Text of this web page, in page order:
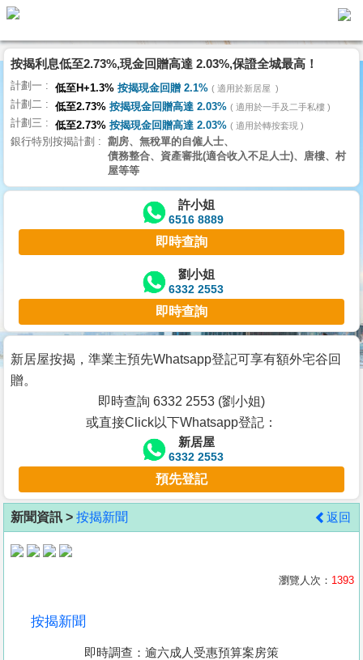
理
主
頁
搵
樓/
交
業
主
宅
谷
按
客
地
產
按揭利息低至2.73%,現金回贈高達 2.03%,保證全城最高！
計劃一 低至H+1.3% 按揭現金回贈 2.1% 適用於新居屋
計劃二 低至2.73% 按揭現金回贈高達 2.03% 適用於一手及二手私樓
計劃三 低至2.73% 按揭現金回贈高達 2.03% 適用於轉按套現
銀行特別按揭計劃
劏房、無稅單的自僱人士、
債務整合、資產審批(適合收入不足人士)、唐樓、村
屋等等
許小姐
6516 8889
即時查詢
劉小姐
6332 2553
即時查詢
新居屋按揭，準業主預先Whatsapp登記可享有額外宅谷回
贈。
即時查詢 6332 2553 (劉小姐)
或直接Click以下Whatsapp登記：
新居屋
6332 2553
預先登記
新聞資訊 > 按揭新聞 返回
瀏覽人次： 1393
按揭新聞
即時調查：逾六成人受惠預算案房策